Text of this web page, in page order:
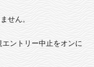
せん。
ントリー中止をオンに